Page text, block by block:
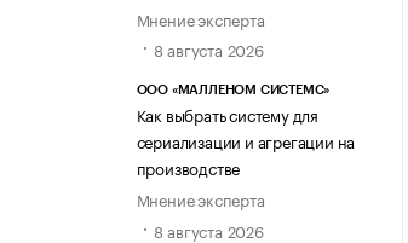
Мнение эксперта
8 августа 2026
ООО «МАЛЛЕНОМ СИСТЕМС»
Как выбрать систему для
сериализации и агрегации на
производстве
Мнение эксперта
8 августа 2026